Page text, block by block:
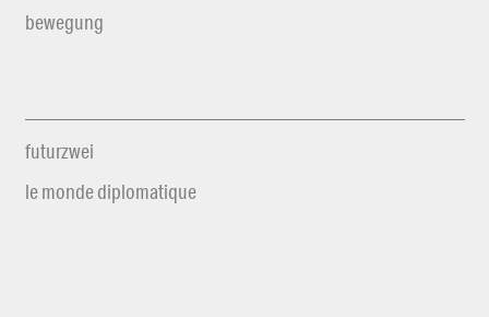
bewegung
futurzwei
le monde diplomatique